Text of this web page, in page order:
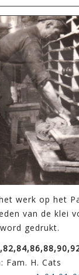
werk op het
van de klei
gedrukt.
Fam. H. Cats